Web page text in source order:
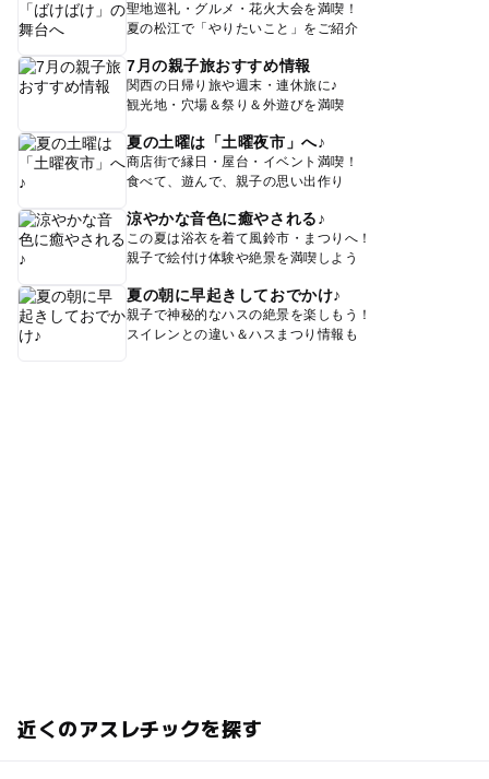
聖地巡礼・グルメ・花火大会を満喫！
夏の松江で「やりたいこと」をご紹介
7月の親子旅おすすめ情報
関西の日帰り旅や週末・連休旅に♪
観光地・穴場＆祭り＆外遊びを満喫
夏の土曜は「土曜夜市」へ♪
商店街で縁日・屋台・イベント満喫！
食べて、遊んで、親子の思い出作り
涼やかな音色に癒やされる♪
この夏は浴衣を着て風鈴市・まつりへ！
親子で絵付け体験や絶景を満喫しよう
夏の朝に早起きしておでかけ♪
親子で神秘的なハスの絶景を楽しもう！
スイレンとの違い＆ハスまつり情報も
近くのアスレチックを探す